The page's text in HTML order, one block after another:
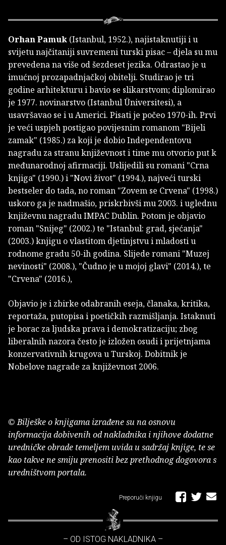
Orhan Pamuk (Istanbul, 1952.), najistaknutiji i u
svijetu najčitaniji suvremeni turski pisac – djela su mu
prevedena na više od šezdeset jezika. Odrastao je u
imućnoj prozapadnjačkoj obitelji. Studirao je tri
godine arhitekturu i bavio se slikarstvom; diplomirao
je 1977. novinarstvo (Istanbul Üniversitesi), a
usavršavao se i u Americi. Pisati je počeo 1970-ih. Prvi
je veći uspjeh postigao povijesnim romanom "Bijeli
zamak" (1985.) za koji je dobio Independentovu
nagradu za stranu književnost i time mu otvorio put k
međunarodnoj afirmaciji. Uslijedili su romani "Crna
knjiga" (1990.) i "Novi život" (1994.), najveći turski
bestseler do tada, no roman "Zovem se Crvena" (1998.)
uskoro ga je nadmašio, priskrbivši mu 2003. i uglednu
književnu nagradu IMPAC Dublin. Potom je objavio
roman "Snijeg" (2002.) te "Istanbul: grad, sjećanja"
(2003.) knjigu o vlastitom djetinjstvu i mladosti u
rodnome gradu 50-ih godina. Slijede romani "Muzej
nevinosti" (2008.), "Čudno je u mojoj glavi" (2014.), te
"Crvena" (2016.),
Objavio je i zbirke odabranih eseja, članaka, kritika,
reportaža, putopisa i poetičkih razmišljanja. Istaknuti
je borac za ljudska prava i demokratizaciju; zbog
liberalnih nazora često je izložen osudi i prijetnjama
konzervativnih krugova u Turskoj. Dobitnik je
Nobelove nagrade za književnost 2006.
© Bilješke o knjigama izrađene su na osnovu
informacija dobivenih od nakladnika i njihove dodatne
uredničke obrade temeljem uvida u sadržaj knjige, te se
kao takve ne smiju prenositi bez prethodnog dogovora s
uredništvom portala.
Preporuči knjigu
– OD ISTOG NAKLADNIKA –